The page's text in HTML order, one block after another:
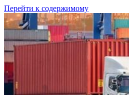
Перейти к содержимому